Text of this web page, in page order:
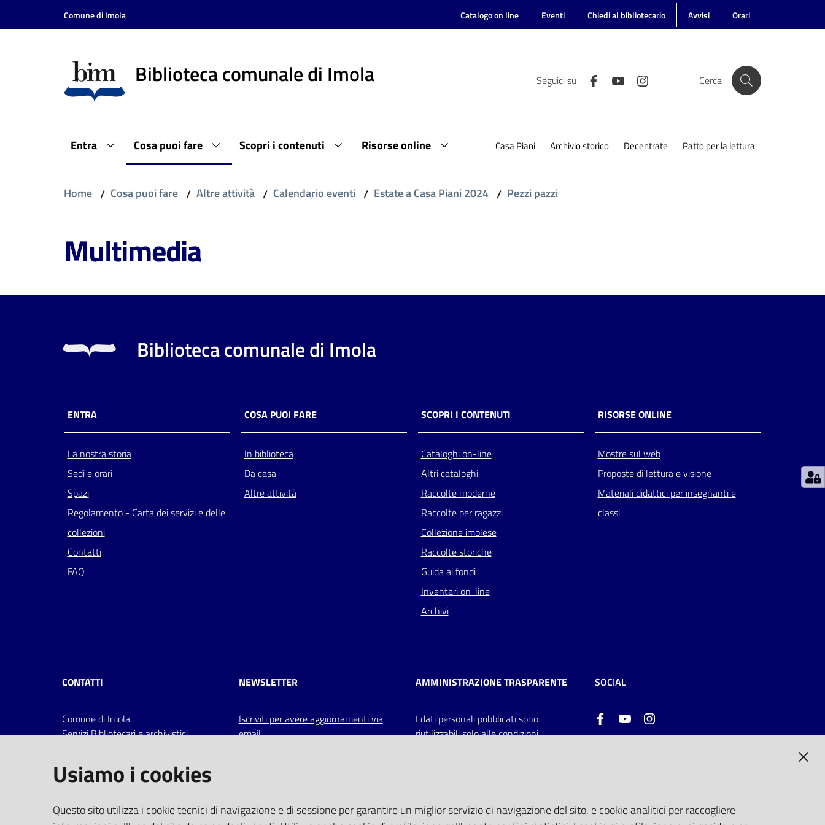
Vai al contenuto
Vai alla navigazione
Comune di Imola Catalogo on line Eventi Chiedi al bibliotecario Avvisi Orari
Biblioteca comunale di Imola Seguici su Cerca
Entra Cosa puoi fare Scopri i contenuti Risorse online Casa Piani Archivio storico Decentrate Patto per la lettura
Home / Cosa puoi fare / Altre attività / Calendario eventi / Estate a Casa Piani 2024 / Pezzi pazzi
Multimedia
Biblioteca comunale di Imola
ENTRA
La nostra storia
Sedi e orari
Spazi
Regolamento - Carta dei servizi e delle
collezioni
Contatti
FAQ
COSA PUOI FARE
In biblioteca
Da casa
Altre attività
SCOPRI I CONTENUTI
Cataloghi on-line
Altri cataloghi
Raccolte moderne
Raccolte per ragazzi
Collezione imolese
Raccolte storiche
Guida ai fondi
Inventari on-line
Archivi
RISORSE ONLINE
Mostre sul web
Proposte di lettura e visione
Materiali didattici per insegnanti e
classi
CONTATTI
Comune di Imola
Servizi Bibliotecari e archivistici
Italia
centralino: tel 0542.6026.36 fax
bim@comune.imola.bo.it
PEC
NEWSLETTER
Iscriviti per avere aggiornamenti via
email
AMMINISTRAZIONE TRASPARENTE
I dati personali pubblicati sono
riutilizzabili solo alle condizioni
SOCIAL
FacebookYoutube
Usiamo i cookies
Questo sito utilizza i cookie tecnici di navigazione e di sessione per garantire un miglior servizio di navigazione del sito, e cookie analitici per raccogliere